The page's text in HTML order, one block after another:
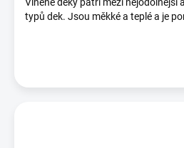
typů dek. Jsou měkké a teplé a je